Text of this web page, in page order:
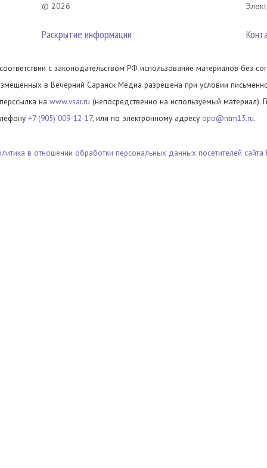
© 2026
Раскрытие информации
с законодательством РФ использование материалов без
в Вечерний Саранск Медиа разрешена при условии
на www.vsar.ru (непосредственно на используемый материал).
+7 (905) 009-12-17, или по электронному адресу opo@ntm13.ru.
в отношении обработки персональных данных посетителей